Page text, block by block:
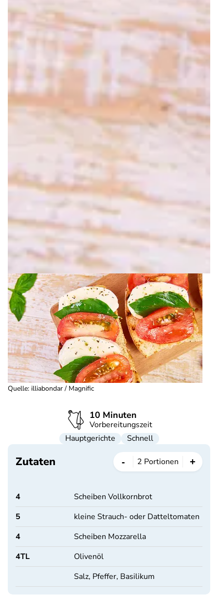
Quelle: illiabondar / Magnific
10 Minuten
Vorbereitungszeit
Hauptgerichte
Schnell
Zutaten - 2 Portionen +
4
Scheiben Vollkornbrot
5
kleine Strauch- oder Datteltomaten
4
Scheiben Mozzarella
4TL
Olivenöl
Salz, Pfeffer, Basilikum